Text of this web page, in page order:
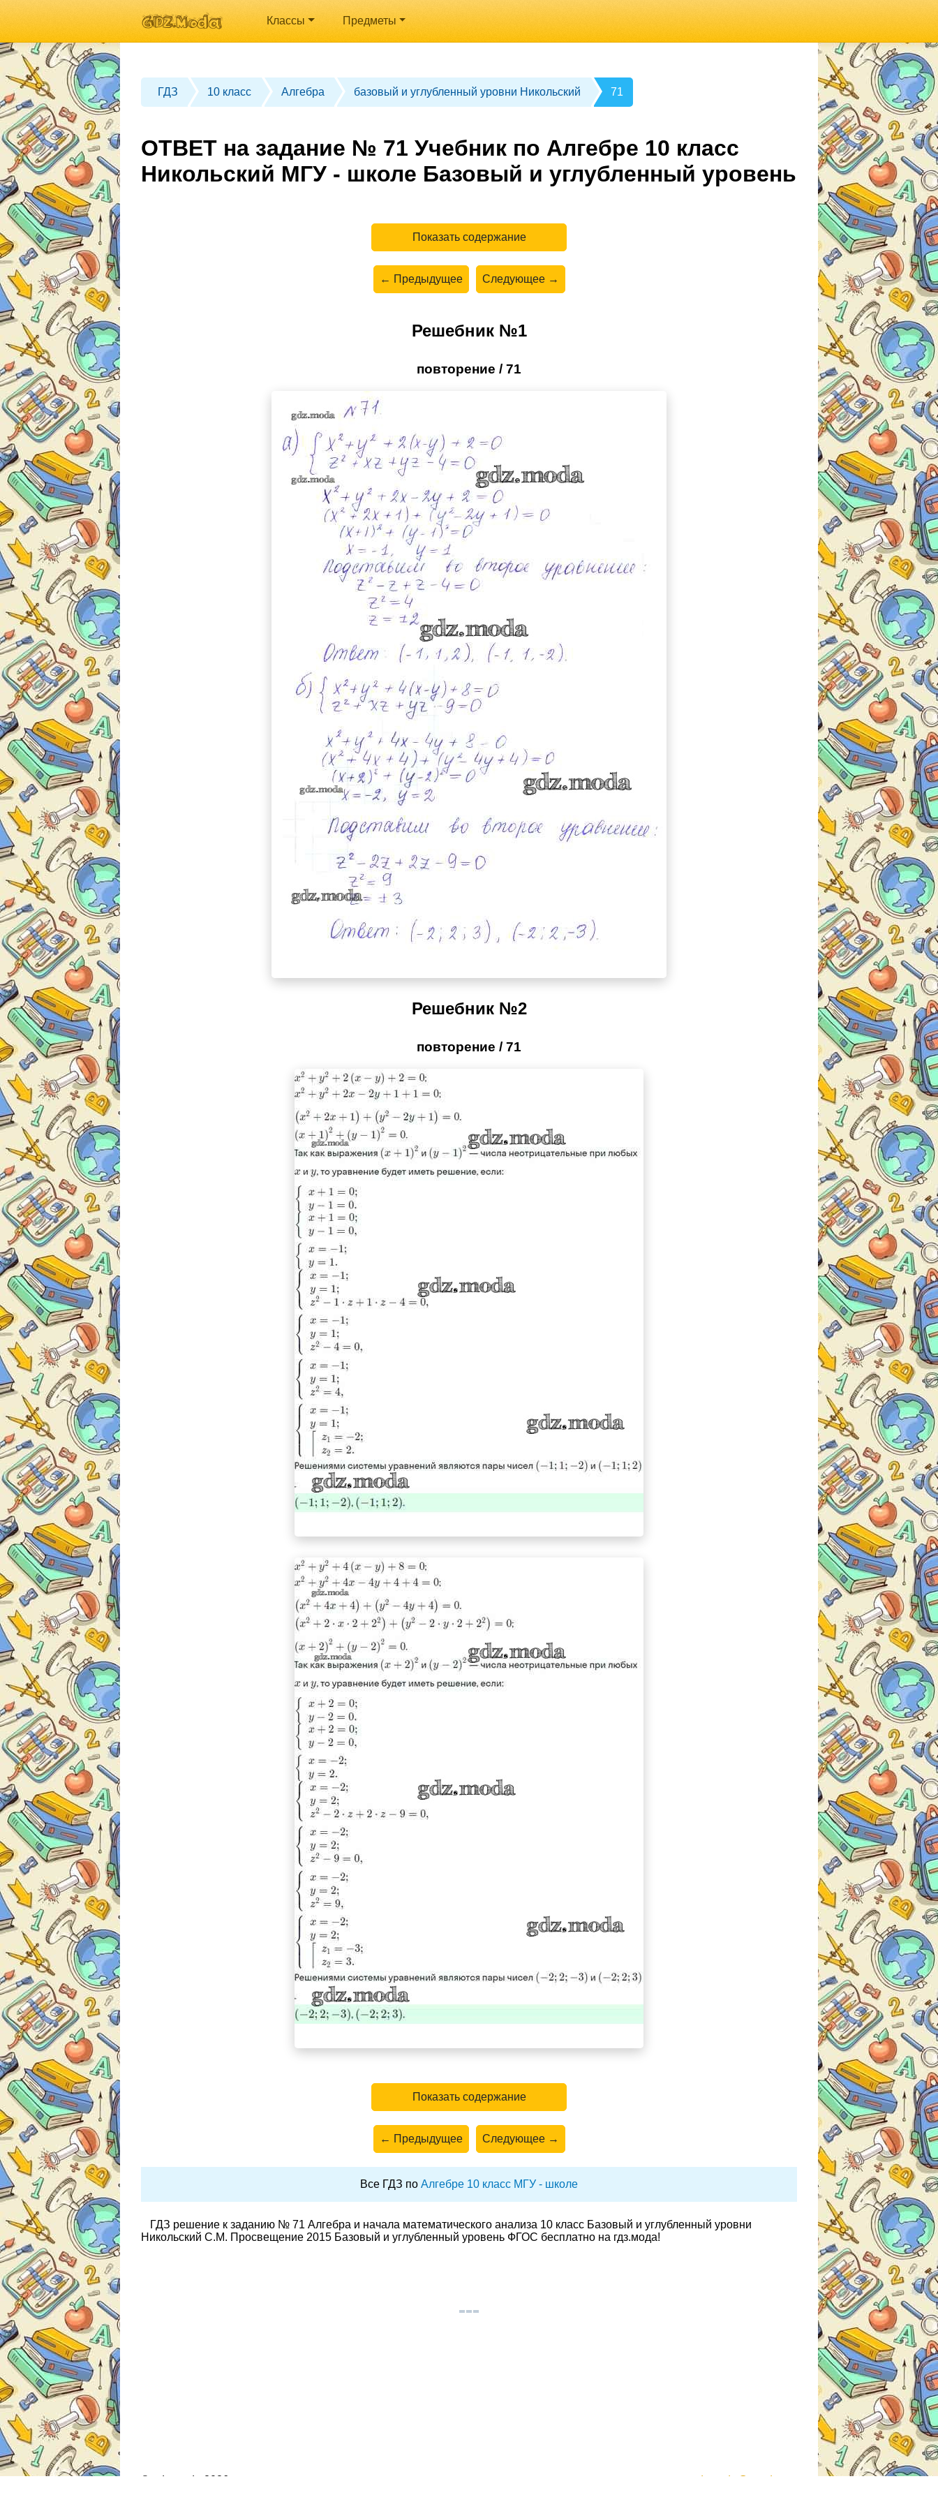
Классы Предметы
ГДЗ 10 класс Алгебра базовый и углубленный уровни Никольский 71
ОТВЕТ на задание № 71 Учебник по Алгебре 10 класс
Никольский МГУ - школе Базовый и углубленный уровень
Показать содержание
← Предыдущее Следующее →
Решебник №1
повторение / 71
Решебник №2
повторение / 71
Показать содержание
← Предыдущее Следующее →
Все ГДЗ по Алгебре 10 класс МГУ - школе
ГДЗ решение к заданию № 71 Алгебра и начала математического анализа 10 класс Базовый и углубленный уровни
Никольский С.М. Просвещение 2015 Базовый и углубленный уровень ФГОС бесплатно на гдз.мода!
© gdz.moda 2026 gdzmoda@yandex.ru